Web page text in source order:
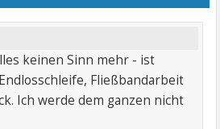
keinen Sinn mehr - ist
Fließbandarbeit
Ich werde dem ganzen nicht